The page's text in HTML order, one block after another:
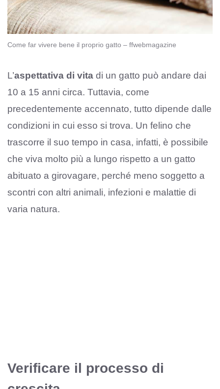
Come far vivere bene il proprio gatto – ffwebmagazine
L’aspettativa di vita di un gatto può andare dai
10 a 15 anni circa. Tuttavia, come
precedentemente accennato, tutto dipende dalle
condizioni in cui esso si trova. Un felino che
trascorre il suo tempo in casa, infatti, è possibile
che viva molto più a lungo rispetto a un gatto
abituato a girovagare, perché meno soggetto a
scontri con altri animali, infezioni e malattie di
varia natura.
Verificare il processo di